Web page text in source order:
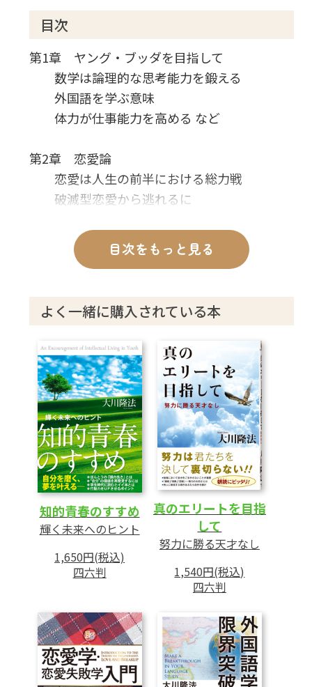
目次
第1章 ヤング・ブッダを目指して
数学は論理的な思考能力を鍛える
外国語を学ぶ意味
体力が仕事能力を高める など
第2章 恋愛論
恋愛は人生の前半における総力戦
破滅型恋愛から逃れるに
肉体的な衝動と闘う勇気を など
運命についての考え方
勉強の現代的意味
努力する生き方に賭けよ など
目次をもっと見る
よく一緒に購入されている本
知的青春のすすめ
輝く未来へのヒント
1,650円(税込)
四六判
真のエリートを目指
して
努力に勝る天才なし
1,540円(税込)
四六判